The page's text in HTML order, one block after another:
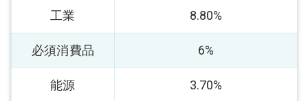
工業 8.80%
必須消費品 6%
能源 3.70%